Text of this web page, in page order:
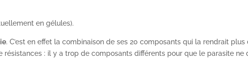
en gélules).
. C’est en effet la combinaison de ses 20 composants qui la rendrait
résistances : il y a trop de composants différents pour que le parasite ne